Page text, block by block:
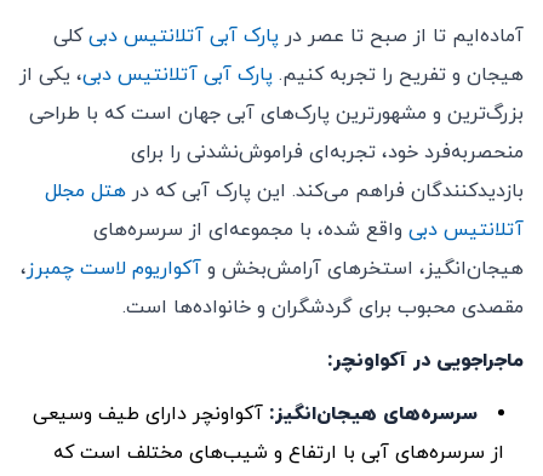
آماده‌ایم تا از صبح تا عصر در پارک آبی آتلانتیس دبیکلی
هیجان و تفریح را تجربه کنیم. پارک آبی آتلانتیس دبی، یکی از
بزرگ‌ترین و مشهورترین پارک‌های آبی جهان است که با طراحی
منحصربه‌فرد خود، تجربه‌ای فراموش‌نشدنی را برای
بازدیدکنندگان فراهم می‌کند. این پارک آبی که در هتل مجلل
آتلانتیس دبی واقع شده، با مجموعه‌ای از سرسره‌های
هیجان‌انگیز، استخرهای آرامش‌بخش و آکواریوم لاست چمبرز،
مقصدی محبوب برای گردشگران و خانواده‌ها است.
ماجراجویی در آکواونچر:
سرسره‌های هیجان‌انگیز: آکواونچر دارای طیف وسیعی
از سرسره‌های آبی با ارتفاع و شیب‌های مختلف است که